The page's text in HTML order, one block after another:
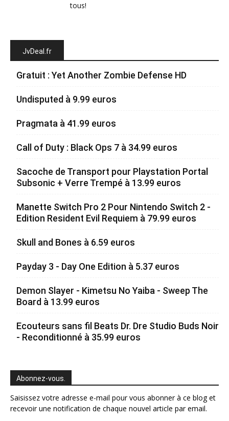
tous!
JvDeal.fr
Gratuit : Yet Another Zombie Defense HD
Undisputed à 9.99 euros
Pragmata à 41.99 euros
Call of Duty : Black Ops 7 à 34.99 euros
Sacoche de Transport pour Playstation Portal
Subsonic + Verre Trempé à 13.99 euros
Manette Switch Pro 2 Pour Nintendo Switch 2 -
Edition Resident Evil Requiem à 79.99 euros
Skull and Bones à 6.59 euros
Payday 3 - Day One Edition à 5.37 euros
Demon Slayer - Kimetsu No Yaiba - Sweep The
Board à 13.99 euros
Ecouteurs sans fil Beats Dr. Dre Studio Buds Noir
- Reconditionné à 35.99 euros
Abonnez-vous.
Saisissez votre adresse e-mail pour vous abonner à ce blog et
recevoir une notification de chaque nouvel article par email.